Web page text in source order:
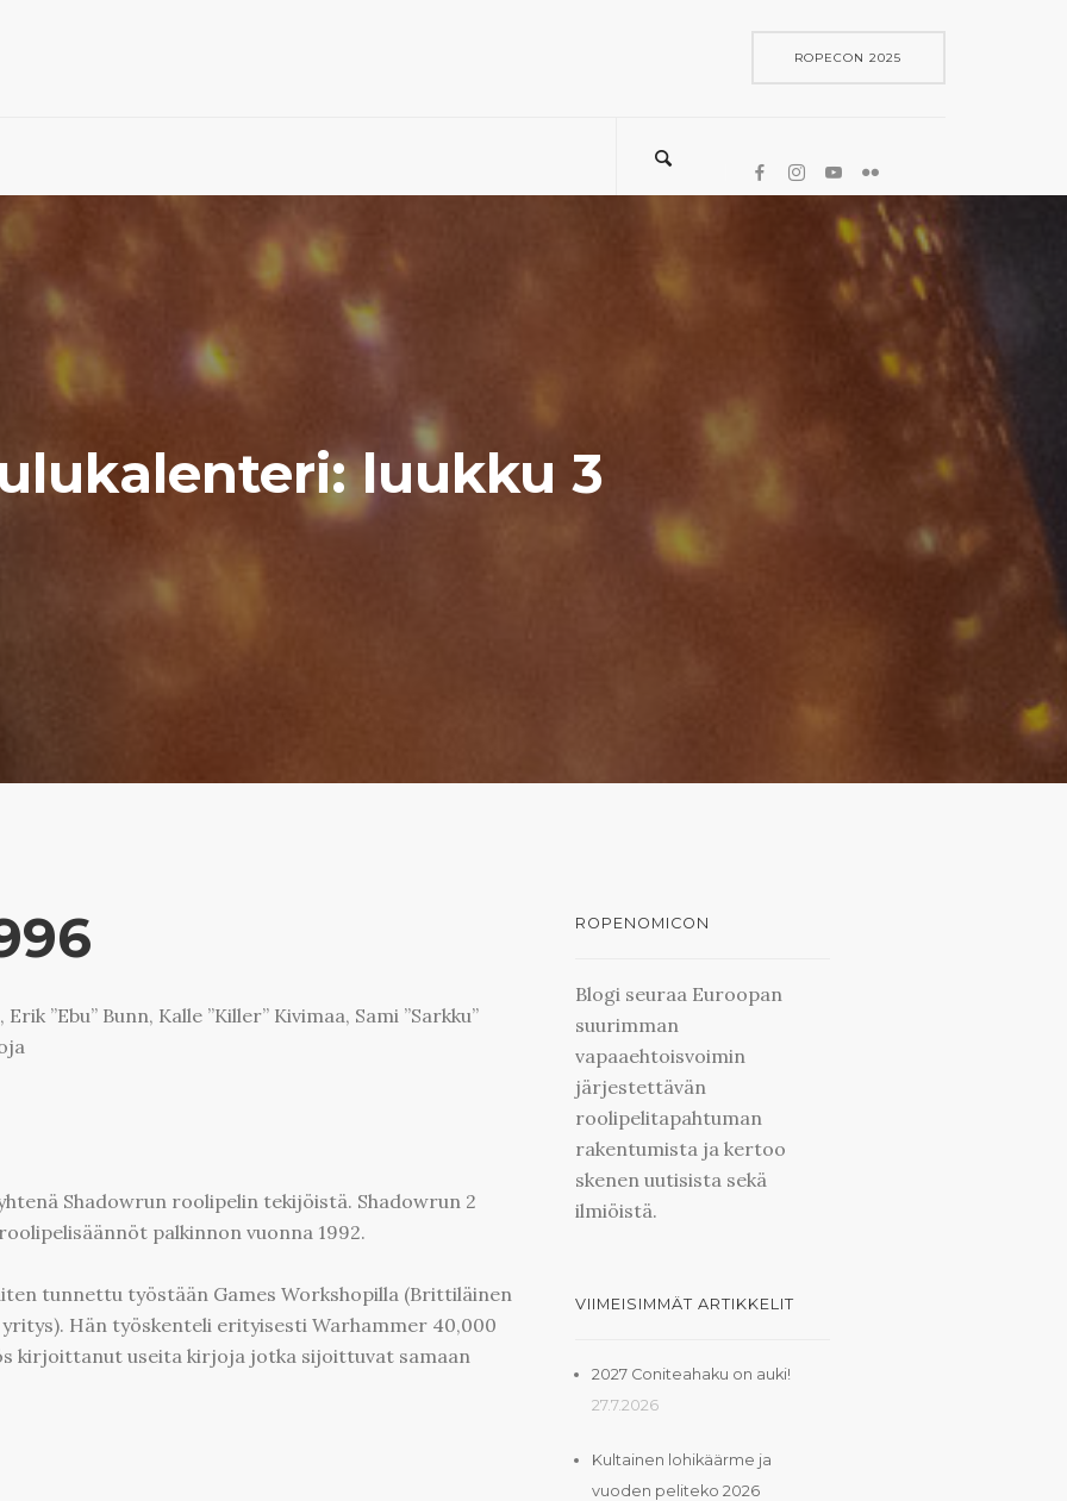
ROPECON 2025
luukku 3
Erik ”Ebu” Bunn, Kalle ”Killer” Kivimaa, Sami ”Sarkku”
Shadowrun roolipelin tekijöistä. Shadowrun 2
palkinnon vuonna 1992.
tunnettu työstään Games Workshopilla (Brittiläinen
Hän työskenteli erityisesti Warhammer 40,000
kirjoittanut useita kirjoja jotka sijoittuvat samaan
ROPENOMICON
Blogi seuraa Euroopan
suurimman
vapaaehtoisvoimin
järjestettävän
roolipelitapahtuman
rakentumista ja kertoo
skenen uutisista sekä
ilmiöistä.
VIIMEISIMMÄT ARTIKKELIT
2027 Coniteahaku on auki!
27.7.2026
Kultainen lohikäärme ja
vuoden peliteko 2026